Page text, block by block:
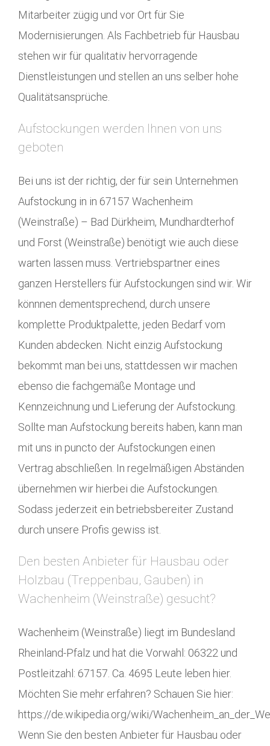
Mitarbeiter zügig und vor Ort für Sie
Modernisierungen. Als Fachbetrieb für Hausbau
stehen wir für qualitativ hervorragende
Dienstleistungen und stellen an uns selber hohe
Qualitätsansprüche.
Aufstockungen werden Ihnen von uns
geboten
Bei uns ist der richtig, der für sein Unternehmen
Aufstockung in in 67157 Wachenheim
(Weinstraße) – Bad Dürkheim, Mundhardterhof
und Forst (Weinstraße) benötigt wie auch diese
warten lassen muss. Vertriebspartner eines
ganzen Herstellers für Aufstockungen sind wir. Wir
könnnen dementsprechend, durch unsere
komplette Produktpalette, jeden Bedarf vom
Kunden abdecken. Nicht einzig Aufstockung
bekommt man bei uns, stattdessen wir machen
ebenso die fachgemäße Montage und
Kennzeichnung und Lieferung der Aufstockung.
Sollte man Aufstockung bereits haben, kann man
mit uns in puncto der Aufstockungen einen
Vertrag abschließen. In regelmäßigen Abständen
übernehmen wir hierbei die Aufstockungen.
Sodass jederzeit ein betriebsbereiter Zustand
durch unsere Profis gewiss ist.
Den besten Anbieter für Hausbau oder
Holzbau (Treppenbau, Gauben) in
Wachenheim (Weinstraße) gesucht?
Wachenheim (Weinstraße) liegt im Bundesland
Rheinland-Pfalz und hat die Vorwahl: 06322 und
Postleitzahl: 67157. Ca. 4695 Leute leben hier.
Möchten Sie mehr erfahren? Schauen Sie hier:
https://de.wikipedia.org/wiki/
Wenn Sie den besten Anbieter für Hausbau oder